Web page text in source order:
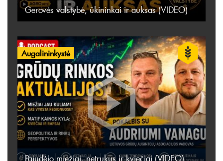
Gerovės valstybė, ūkininkai ir auksas (VIDEO)
Augalininkystė
Pajudėjo miežiai, netrukus ir kviečiai (VIDEO)